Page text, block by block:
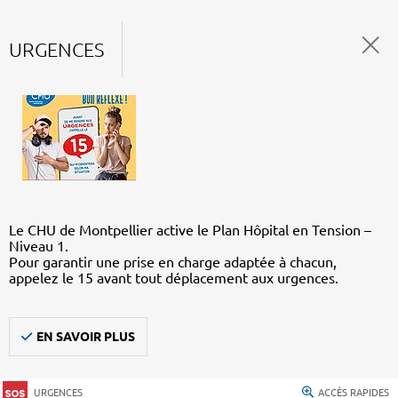
URGENCES
Le CHU de Montpellier active le Plan Hôpital en Tension –
Niveau 1.
Pour garantir une prise en charge adaptée à chacun,
appelez le 15 avant tout déplacement aux urgences.
EN SAVOIR PLUS
URGENCES ACCÈS RAPIDES